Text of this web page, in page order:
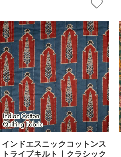
インドエスニックコットンス
トライプキルト｜クラシック